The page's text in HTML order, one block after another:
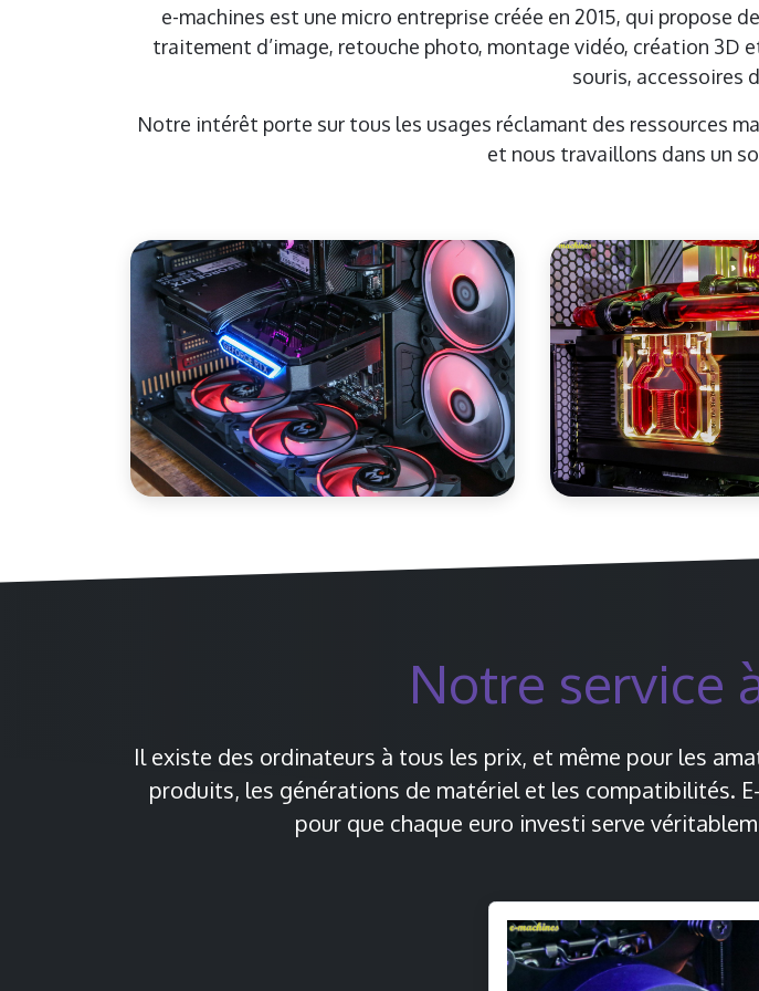
e-machines est une micro entreprise créée en 2015, qui propose
traitement d’image, retouche photo, montage vidéo, création 3D
souris, accessoires
Notre intérêt porte sur tous les usages réclamant des ressources
et nous travaillons dans un
Notre service
Il existe des ordinateurs à tous les prix, et même pour les
produits, les générations de matériel et les compatibilités.
pour que chaque euro investi serve